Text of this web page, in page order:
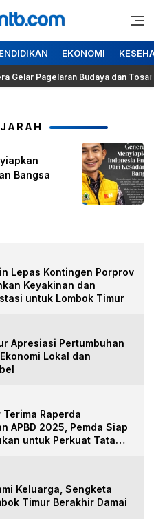
NTBNTB
EKONOMI
Pagelaran Budaya dan Tosan Aji
Bangsa
Lepas Kontingen Porprov
Keyakinan dan
untuk Lombok Timur
Apresiasi Pertumbuhan
Lokal dan
Terima Raperda
APBD 2025, Pemda Siap
untuk Perkuat Tata
Keluarga, Sengketa
Timur Berakhir Damai